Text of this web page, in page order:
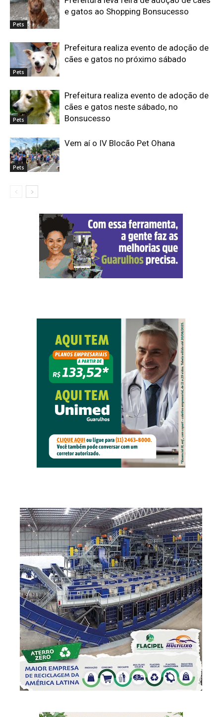
Pets
e gatos ao Shopping Bonsucesso
Pets
Prefeitura realiza evento de adoção de
cães e gatos no próximo sábado
Pets
Prefeitura realiza evento de adoção de
cães e gatos neste sábado, no
Bonsucesso
Pets
Vem aí o IV Blocão Pet Ohana